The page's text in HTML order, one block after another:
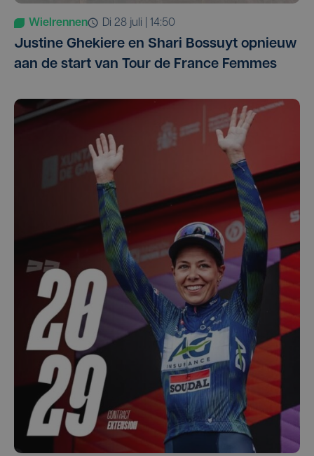
Wielrennen di 28 juli | 14:50
Justine Ghekiere en Shari Bossuyt opnieuw
aan de start van Tour de France Femmes